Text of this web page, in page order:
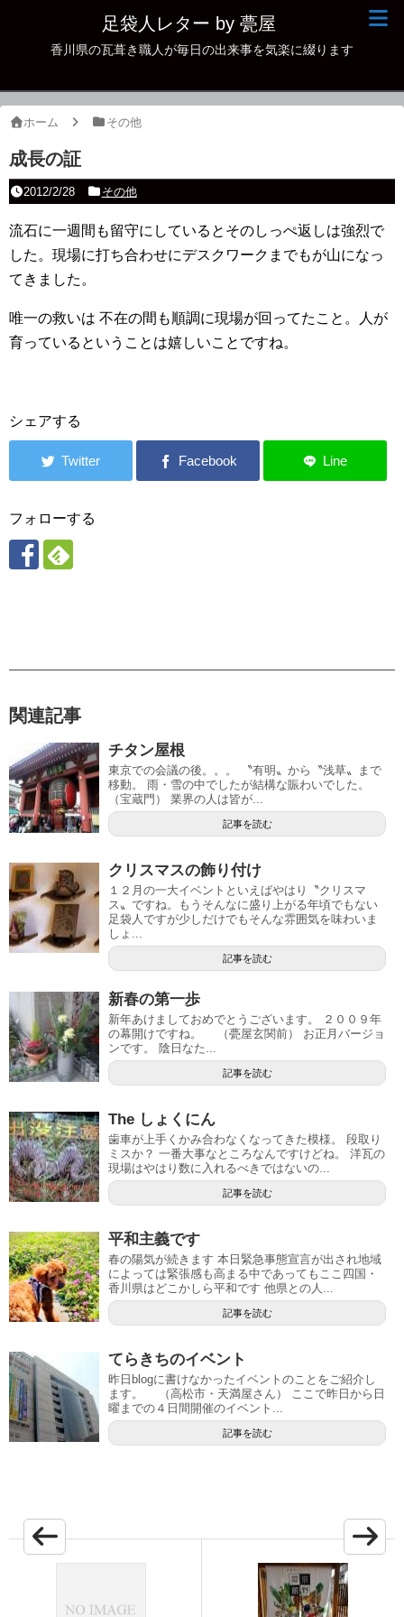
足袋人レター by 甍屋
香川県の瓦葺き職人が毎日の出来事を気楽に綴ります
ホーム その他
成長の証
2012/2/28 その他
流石に一週間も留守にしているとそのしっぺ返しは強烈で
した。現場に打ち合わせにデスクワークまでもが山になっ
てきました。
唯一の救いは 不在の間も順調に現場が回ってたこと。人が
育っているということは嬉しいことですね。
シェアする
フォローする
関連記事
チタン屋根
東京での会議の後。。。 〝有明〟から〝浅草〟まで
移動。 雨・雪の中でしたが結構な賑わいでした。
（宝蔵門） 業界の人は皆が...
記事を読む
クリスマスの飾り付け
１２月の一大イベントといえばやはり〝クリスマ
ス〟ですね。もうそんなに盛り上がる年頃でもない
足袋人ですが少しだけでもそんな雰囲気を味わいま
しょ...
記事を読む
新春の第一歩
新年あけましておめでとうございます。 ２００９年
の幕開けですね。 （甍屋玄関前） お正月バージョ
ンです。 陰日なた...
記事を読む
The しょくにん
歯車が上手くかみ合わなくなってきた模様。 段取り
ミスか？ 一番大事なところなんですけどね。 洋瓦の
現場はやはり数に入れるべきではないの...
記事を読む
平和主義です
春の陽気が続きます 本日緊急事態宣言が出され地域
によっては緊張感も高まる中であってもここ四国・
香川県はどこかしら平和です 他県との人...
記事を読む
てらきちのイベント
昨日blogに書けなかったイベントのことをご紹介し
ます。 （高松市・天満屋さん） ここで昨日から日
曜までの４日間開催のイベント...
記事を読む
現場日記
古瓦
本日の一品